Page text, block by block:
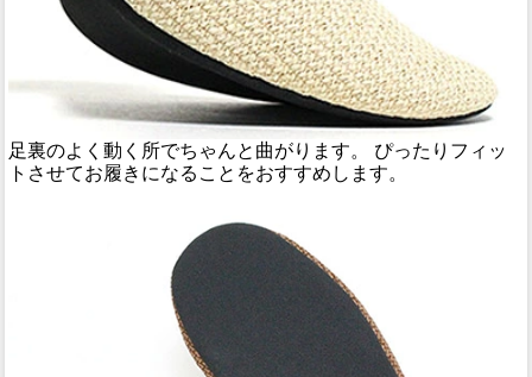
足裏のよく動く所でちゃんと曲がります。 ぴったりフィッ
トさせてお履きになることをおすすめします。